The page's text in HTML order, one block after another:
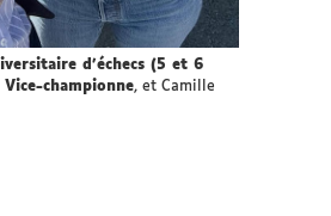
d’échecs (5 et 6
championne, et Camille